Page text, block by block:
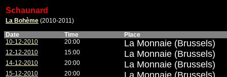
Schaunard
La Bohème (2010-2011)
Date
Time
Place
10-12-2010
20:00 La Monnaie (Brussels)
12-12-2010 15:00 La Monnaie (Brussels)
14-12-2010 20:00 La Monnaie (Brussels)
15-12-2010 20:00 La Monnaie (Brussels)